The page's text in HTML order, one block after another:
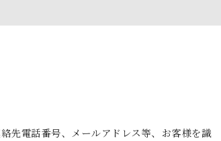
先電話番号、メールアドレス等、お客様を識